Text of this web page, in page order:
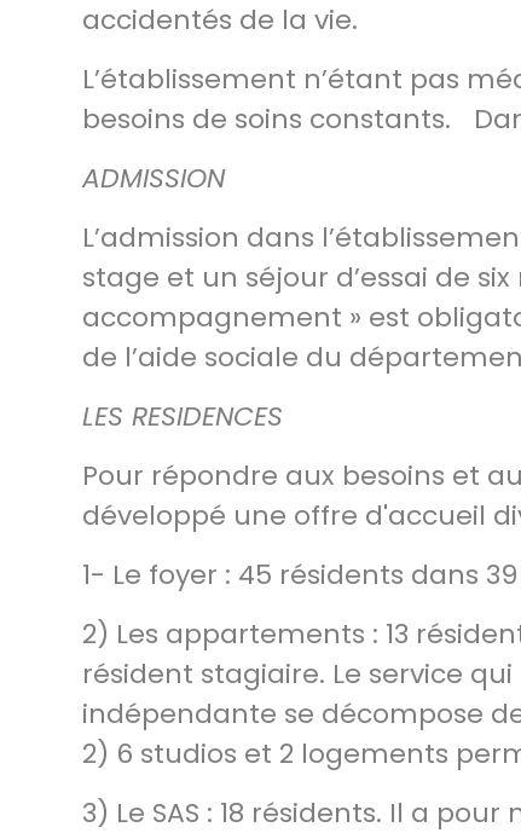
accidentés de la vie.
L’établissement n’étant pas
besoins de soins constants.
ADMISSION
L’admission dans
stage et un séjour d’essai de
accompagnement » est
de l’aide sociale du
LES RESIDENCES
Pour répondre aux besoins et
développé une offre d'accueil
1- Le foyer : 45 résidents dans
2) Les appartements : 13
résident stagiaire. Le service
indépendante se décompose
2) 6 studios et 2 logements
3) Le SAS : 18 résidents. Il a